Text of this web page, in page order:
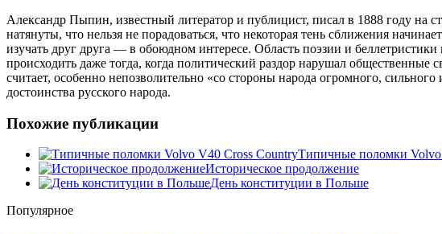
Александр Пыпин, известный литератор и публицист, писал в 1888 году на
натянуты, что нельзя не порадоваться, что некоторая тень сближения
изучать друг друга — в обоюдном интересе. Область поэзии и
происходить даже тогда, когда политический раздор нарушал общественные
считает, особенно непозволительно «со стороны народа огромного,
достоинства русского народа.
Похожие публикации
Типичные поломки
Историческое продолжение
День конституции в Польше
Популярное